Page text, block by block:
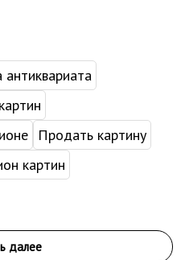
антиквариата
Продать картину
картин